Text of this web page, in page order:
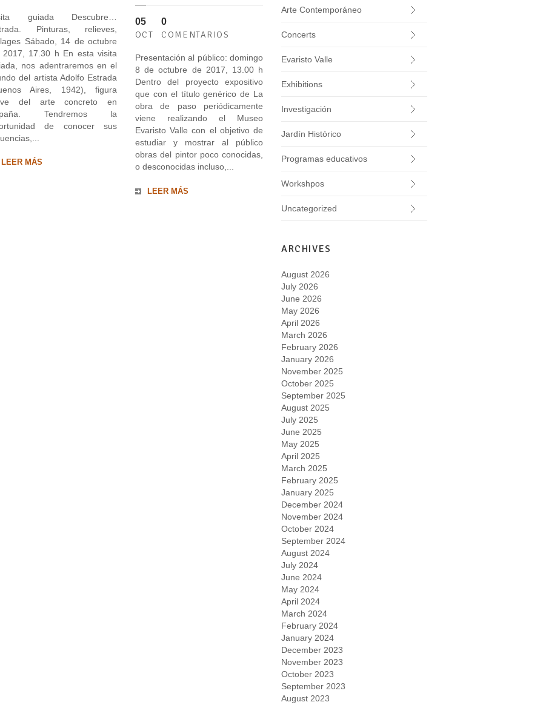
guiada Descubre…
Pinturas, relieves,
Sábado, 14 de octubre
2017, 17.30 h En esta visita
nos adentraremos en el
del artista Adolfo Estrada
Aires, 1942), figura
del arte concreto en
Tendremos la
de conocer sus
LEER MÁS
05
OCT
0
COMENTARIOS
Presentación al público: domingo
8 de octubre de 2017, 13.00 h
Dentro del proyecto expositivo
que con el título genérico de La
obra de paso periódicamente
viene realizando el Museo
Evaristo Valle con el objetivo de
estudiar y mostrar al público
obras del pintor poco conocidas,
o desconocidas incluso,...
LEER MÁS
Arte Contemporáneo
Concerts
Evaristo Valle
Exhibitions
Investigación
Jardín Histórico
Programas educativos
Workshpos
Uncategorized
ARCHIVES
August 2026
July 2026
June 2026
May 2026
April 2026
March 2026
February 2026
January 2026
November 2025
October 2025
September 2025
August 2025
July 2025
June 2025
May 2025
April 2025
March 2025
February 2025
January 2025
December 2024
November 2024
October 2024
September 2024
August 2024
July 2024
June 2024
May 2024
April 2024
March 2024
February 2024
January 2024
December 2023
November 2023
October 2023
September 2023
August 2023